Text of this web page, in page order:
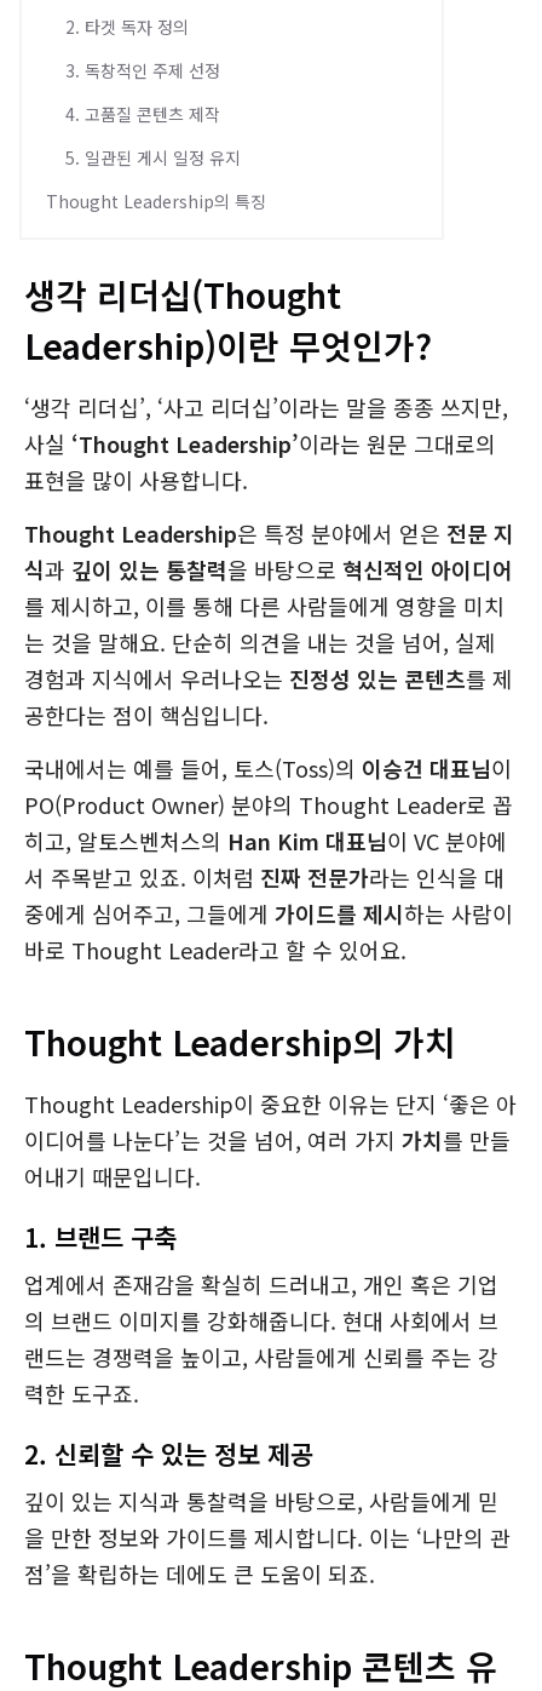
2. 타겟 독자 정의
3. 독창적인 주제 선정
4. 고품질 콘텐츠 제작
5. 일관된 게시 일정 유지
Thought Leadership의 특징
생각 리더십(Thought
Leadership)이란 무엇인가?
‘생각 리더십’, ‘사고 리더십’이라는 말을 종종 쓰지만,
사실 ‘Thought Leadership’이라는 원문 그대로의
표현을 많이 사용합니다.
Thought Leadership은 특정 분야에서 얻은 전문 지
식과 깊이 있는 통찰력을 바탕으로 혁신적인 아이디어
를 제시하고, 이를 통해 다른 사람들에게 영향을 미치
는 것을 말해요. 단순히 의견을 내는 것을 넘어, 실제
경험과 지식에서 우러나오는 진정성 있는 콘텐츠를 제
공한다는 점이 핵심입니다.
국내에서는 예를 들어, 토스(Toss)의 이승건 대표님이
PO(Product Owner) 분야의 Thought Leader로 꼽
히고, 알토스벤처스의 Han Kim 대표님이 VC 분야에
서 주목받고 있죠. 이처럼 진짜 전문가라는 인식을 대
중에게 심어주고, 그들에게 가이드를 제시하는 사람이
바로 Thought Leader라고 할 수 있어요.
Thought Leadership의 가치
Thought Leadership이 중요한 이유는 단지 ‘좋은 아
이디어를 나눈다’는 것을 넘어, 여러 가지 가치를 만들
어내기 때문입니다.
1. 브랜드 구축
업계에서 존재감을 확실히 드러내고, 개인 혹은 기업
의 브랜드 이미지를 강화해줍니다. 현대 사회에서 브
랜드는 경쟁력을 높이고, 사람들에게 신뢰를 주는 강
력한 도구죠.
2. 신뢰할 수 있는 정보 제공
깊이 있는 지식과 통찰력을 바탕으로, 사람들에게 믿
을 만한 정보와 가이드를 제시합니다. 이는 ‘나만의 관
점’을 확립하는 데에도 큰 도움이 되죠.
Thought Leadership 콘텐츠 유